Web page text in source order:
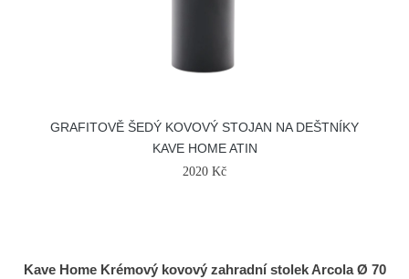
GRAFITOVĚ ŠEDÝ KOVOVÝ STOJAN NA DEŠTNÍKY
KAVE HOME ATIN
2020 Kč
Kave Home Krémový kovový zahradní stolek Arcola Ø 70